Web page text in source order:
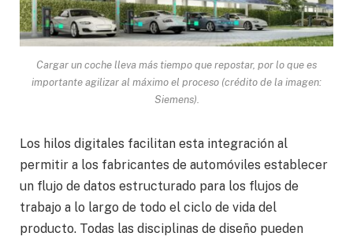
Cargar un coche lleva más tiempo que repostar, por lo que es
importante agilizar al máximo el proceso (crédito de la imagen:
Siemens).
Los hilos digitales facilitan esta integración al
permitir a los fabricantes de automóviles establecer
un flujo de datos estructurado para los flujos de
trabajo a lo largo de todo el ciclo de vida del
producto. Todas las disciplinas de diseño pueden